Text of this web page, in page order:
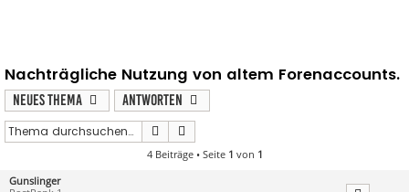
Nachträgliche Nutzung von altem Forenaccounts.
Neues Thema
Antworten
Suche
4 Beiträge • Seite 1 von 1
Gunslinger